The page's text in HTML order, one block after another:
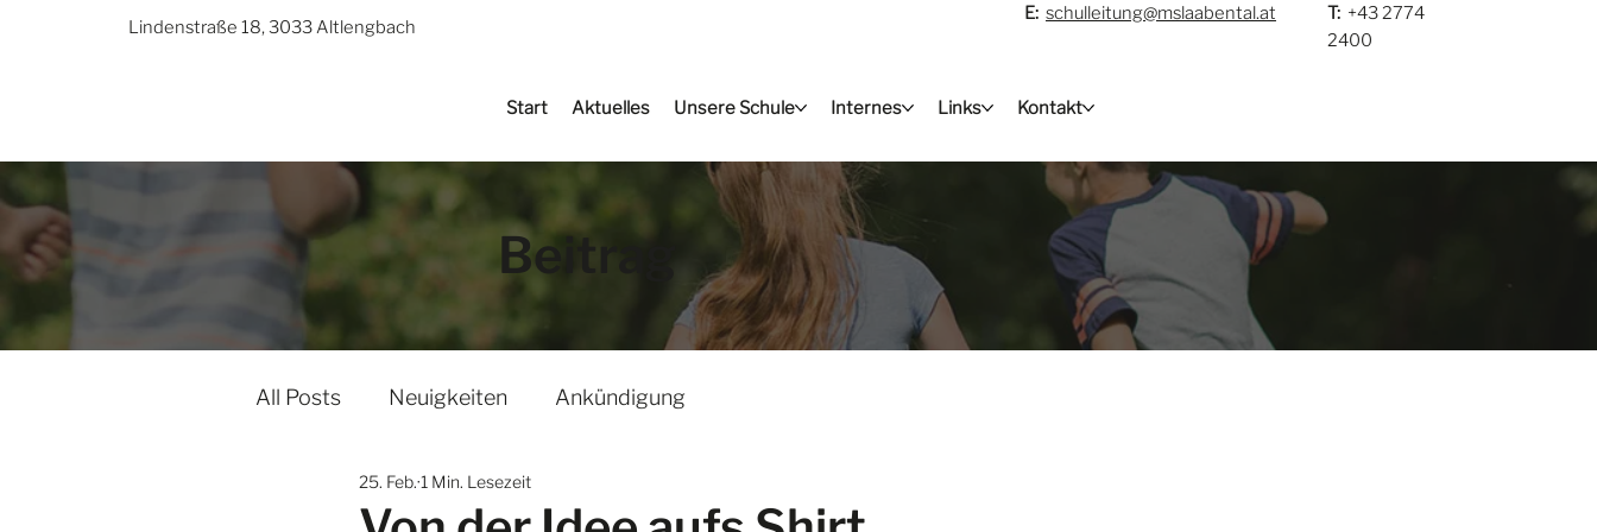
Lindenstraße 18, 3033 Altlengbach
E: schulleitung@mslaabental.at T:+43 2774
2400
Start Aktuelles Unsere Schule Internes Links Kontakt
Beitrag
All Posts Neuigkeiten Ankündigung
25. Feb. 1 Min. Lesezeit